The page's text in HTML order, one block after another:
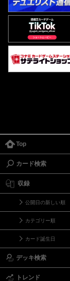
Top
カード検索
収録
公開日の新しい順
カテゴリー順
カード誕生日
デッキ検索
トレンド